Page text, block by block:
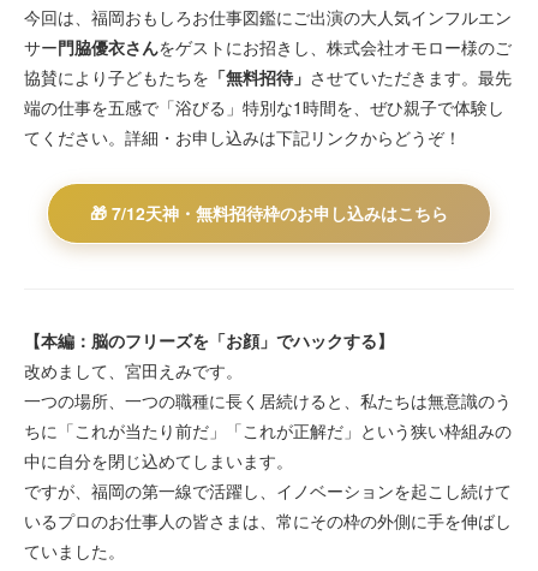
今回は、福岡おもしろお仕事図鑑にご出演の大人気インフルエン
サー門脇優衣さんをゲストにお招きし、株式会社オモロー様のご
協賛により子どもたちを 「無料招待」 させていただきます。最先
端の仕事を五感で「浴びる」特別な1時間を、ぜひ親子で体験し
てください。詳細・お申し込みは下記リンクからどうぞ！
🎁 7/12天神・無料招待枠のお申し込みはこちら
【本編：脳のフリーズを「お顔」でハックする】
改めまして、宮田えみです。
一つの場所、一つの職種に長く居続けると、私たちは無意識のう
ちに「これが当たり前だ」「これが正解だ」という狭い枠組みの
中に自分を閉じ込めてしまいます。
ですが、福岡の第一線で活躍し、イノベーションを起こし続けて
いるプロのお仕事人の皆さまは、常にその枠の外側に手を伸ばし
ていました。